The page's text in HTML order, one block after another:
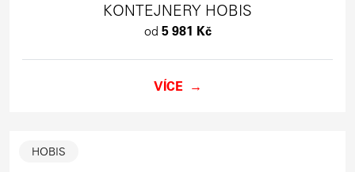
KONTEJNERY HOBIS
od 5 981 Kč
VÍCE
HOBIS